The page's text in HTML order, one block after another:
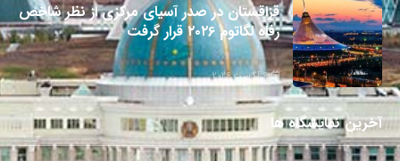
قزاقستان در صدر آسیای مرکزی از نظر شاخص
رفاه لگاتوم ۲۰۲۶ قرار گرفت
6 آگوست 2026
آخرین نمایشگاه ها